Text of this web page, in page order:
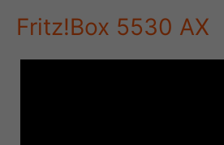
Fritz!Box 5530 AX